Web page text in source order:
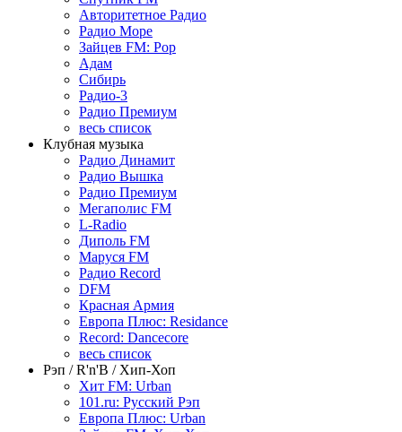
Авторитетное Радио
Радио Море
Зайцев FM: Pop
Адам
Сибирь
Радио-3
Радио Премиум
весь список
Клубная музыка
Радио Динамит
Радио Вышка
Радио Премиум
Мегаполис FM
L-Radio
Диполь FM
Маруся FM
Радио Record
DFM
Красная Армия
Европа Плюс: Residance
Record: Dancecore
весь список
Рэп / R'n'B / Хип-Хоп
Хит FM: Urban
101.ru: Русский Рэп
Европа Плюс: Urban